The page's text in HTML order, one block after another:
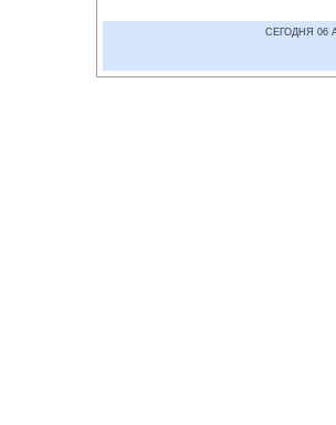
СЕГОДНЯ 06